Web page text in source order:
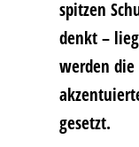
spitzen
denkt –
werden
gesetzt.